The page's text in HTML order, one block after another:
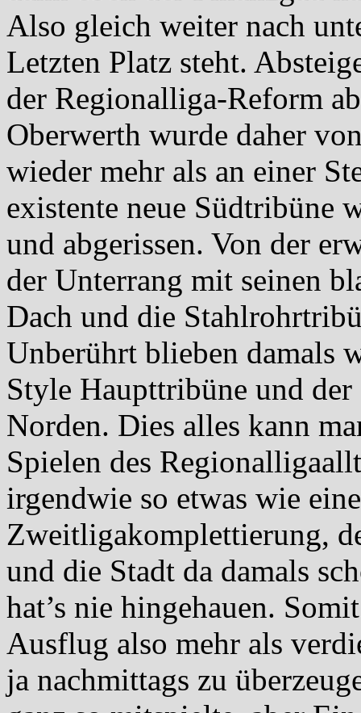
Also gleich weiter nach
Letzten Platz steht.
der Regionalliga-Reform
Oberwerth wurde daher
wieder mehr als an einer
existente neue Südtribüne
und abgerissen. Von der
der Unterrang mit seinen
Dach und die
Unberührt blieben damals
Style Haupttribüne und
Norden. Dies alles kann
Spielen des
irgendwie so etwas wie
Zweitligakomplettierung,
und die Stadt da damals
hat’s nie hingehauen.
Ausflug also mehr als
ja nachmittags zu